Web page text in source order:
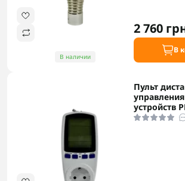
В наличии
2 760
В
Пульт
устройств